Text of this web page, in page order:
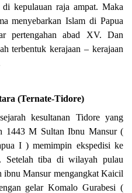
kepulauan raja ampat. Maka
menyebarkan Islam di Papua
pertengahan abad XV. Dan
terbentuk kerajaan – kerajaan
(Ternate-Tidore)
kesultanan Tidore yang
1443 M Sultan Ibnu Mansur (
I ) memimpin ekspedisi ke
Setelah tiba di wilayah pulau
ibnu Mansur mengangkat Kaicil
gelar Komalo Gurabesi (